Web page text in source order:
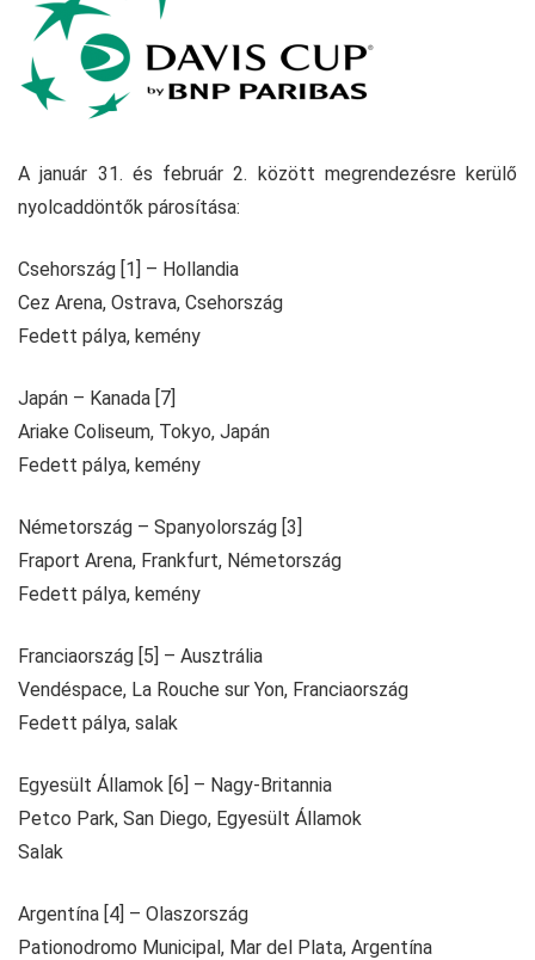
A január 31. és február 2. között megrendezésre kerülő
nyolcaddöntők párosítása:
Csehország [1] – Hollandia
Cez Arena, Ostrava, Csehország
Fedett pálya, kemény
Japán – Kanada [7]
Ariake Coliseum, Tokyo, Japán
Fedett pálya, kemény
Németország – Spanyolország [3]
Fraport Arena, Frankfurt, Németország
Fedett pálya, kemény
Franciaország [5] – Ausztrália
Vendéspace, La Rouche sur Yon, Franciaország
Fedett pálya, salak
Egyesült Államok [6] – Nagy-Britannia
Petco Park, San Diego, Egyesült Államok
Salak
Argentína [4] – Olaszország
Pationodromo Municipal, Mar del Plata, Argentína